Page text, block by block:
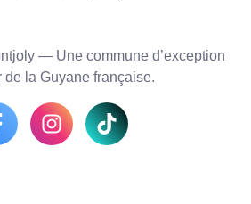
— Une commune d’exception
la Guyane française.